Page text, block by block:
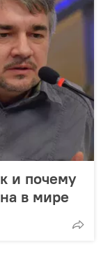
и почему
в мире